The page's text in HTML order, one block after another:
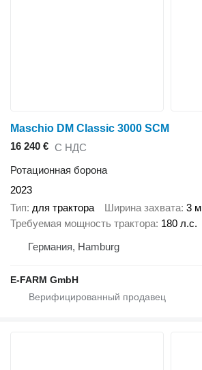
Maschio DM Classic 3000 SCM
16 240 € С НДС
Ротационная борона
2023
Тип для трактора Ширина захвата 3 м
Требуемая мощность трактора 180 л.с.
Германия, Hamburg
E-FARM GmbH